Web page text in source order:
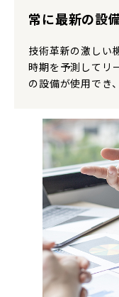
常に最新の設
技術革新の激しい
時期を予測してリ
の設備が使用でき